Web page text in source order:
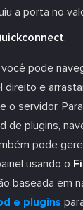
a porta no
.
pode
direito e
o servidor.
de plugins,
pode
usando o
baseada em
e plugins